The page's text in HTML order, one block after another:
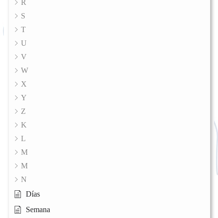
R
S
T
U
V
W
X
Y
Z
K
L
M
M
N
Días
Semana